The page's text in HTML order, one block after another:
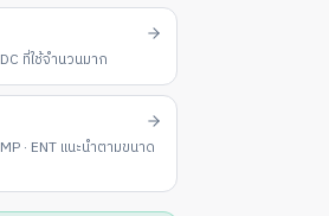
ที่ใช้จำนวนมาก
· ENT แนะนำตามขนาด